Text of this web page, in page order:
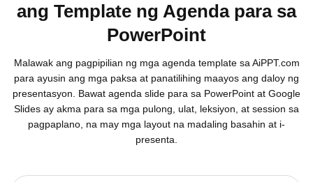
ang Template ng Agenda para sa
PowerPoint
Malawak ang pagpipilian ng mga agenda template sa AiPPT.com
para ayusin ang mga paksa at panatilihing maayos ang daloy ng
presentasyon. Bawat agenda slide para sa PowerPoint at Google
Slides ay akma para sa mga pulong, ulat, leksiyon, at session sa
pagpaplano, na may mga layout na madaling basahin at i-
presenta.